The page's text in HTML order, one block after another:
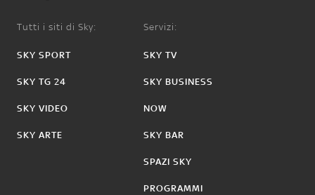
Tutti i siti di Sky:
SKY SPORT
SKY TG 24
SKY VIDEO
SKY ARTE
Servizi:
SKY TV
SKY BUSINESS
NOW
SKY BAR
SPAZI SKY
PROGRAMMI